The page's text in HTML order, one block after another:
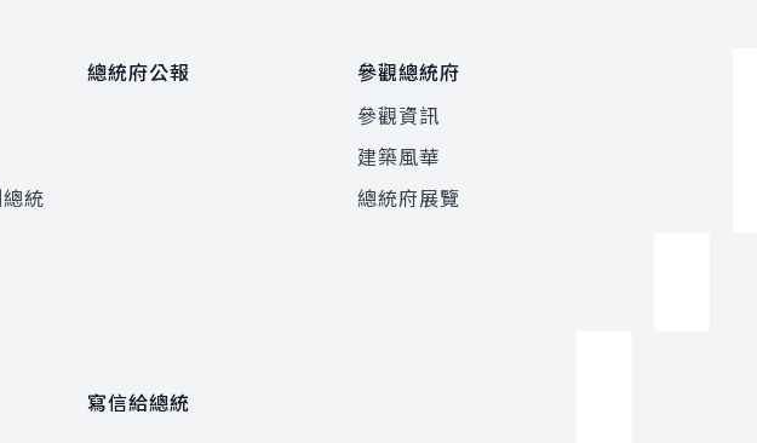
統
總統府公報
參觀總統府
參觀資訊
建築風華
總統府展覽
寫信給總統